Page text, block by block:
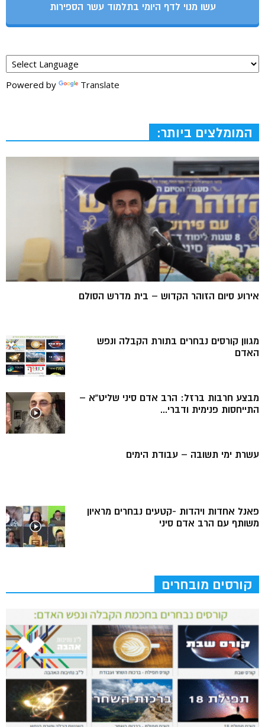
עשו מנוי לדף היומי בתלמוד עשר הספירות
Powered by Translate
המומלצים ביותר:
אירוע סיום הזוהר הקדוש – בית מדרש הסולם
מגוון קורסים נבחרים בתורת הקבלה ונפש
האדם
מבצע חרבות ברזל: הרב אדם סיני שליט”א –
התייחסות פנימית ודברי...
עשרת ימי תשובה – עבודת הימים
פאנל אחדות ויהדות -קטעים נבחרים מראיון
משותף עם הרב אדם סיני
קורסים מובחרים